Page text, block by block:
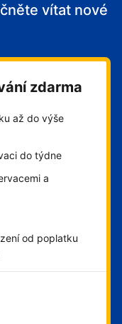
vítat nové
zdarma
až do výše
do týdne
a
od poplatku